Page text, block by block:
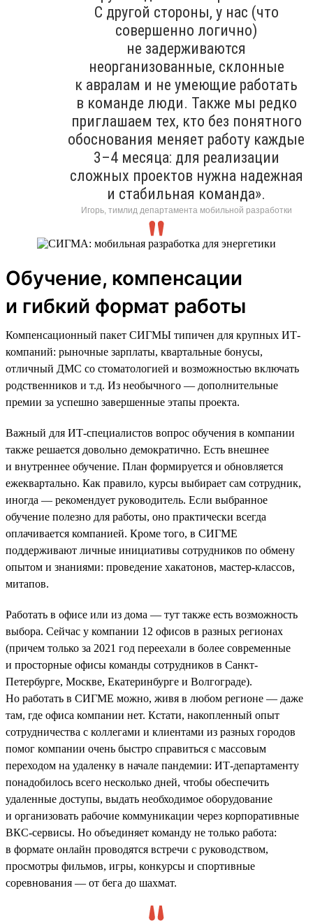
С другой стороны, у нас (что
совершенно логично)
не задерживаются
неорганизованные, склонные
к авралам и не умеющие работать
в команде люди. Также мы редко
приглашаем тех, кто без понятного
обоснования меняет работу каждые
3–4 месяца: для реализации
сложных проектов нужна надежная
и стабильная команда».
Игорь, тимлид департамента мобильной разработки
Обучение, компенсации
и гибкий формат работы
Компенсационный пакет СИГМЫ типичен для крупных ИТ-
компаний: рыночные зарплаты, квартальные бонусы,
отличный ДМС со стоматологией и возможностью включать
родственников и т.д. Из необычного — дополнительные
премии за успешно завершенные этапы проекта.
Важный для ИТ-специалистов вопрос обучения в компании
также решается довольно демократично. Есть внешнее
и внутреннее обучение. План формируется и обновляется
ежеквартально. Как правило, курсы выбирает сам сотрудник,
иногда — рекомендует руководитель. Если выбранное
обучение полезно для работы, оно практически всегда
оплачивается компанией. Кроме того, в СИГМЕ
поддерживают личные инициативы сотрудников по обмену
опытом и знаниями: проведение хакатонов, мастер-классов,
митапов.
Работать в офисе или из дома — тут также есть возможность
выбора. Сейчас у компании 12 офисов в разных регионах
(причем только за 2021 год переехали в более современные
и просторные офисы команды сотрудников в Санкт-
Петербурге, Москве, Екатеринбурге и Волгограде).
Но работать в СИГМЕ можно, живя в любом регионе — даже
там, где офиса компании нет. Кстати, накопленный опыт
сотрудничества с коллегами и клиентами из разных городов
помог компании очень быстро справиться с массовым
переходом на удаленку в начале пандемии: ИТ-департаменту
понадобилось всего несколько дней, чтобы обеспечить
удаленные доступы, выдать необходимое оборудование
и организовать рабочие коммуникации через корпоративные
ВКС-сервисы. Но объединяет команду не только работа:
в формате онлайн проводятся встречи с руководством,
просмотры фильмов, игры, конкурсы и спортивные
соревнования — от бега до шахмат.